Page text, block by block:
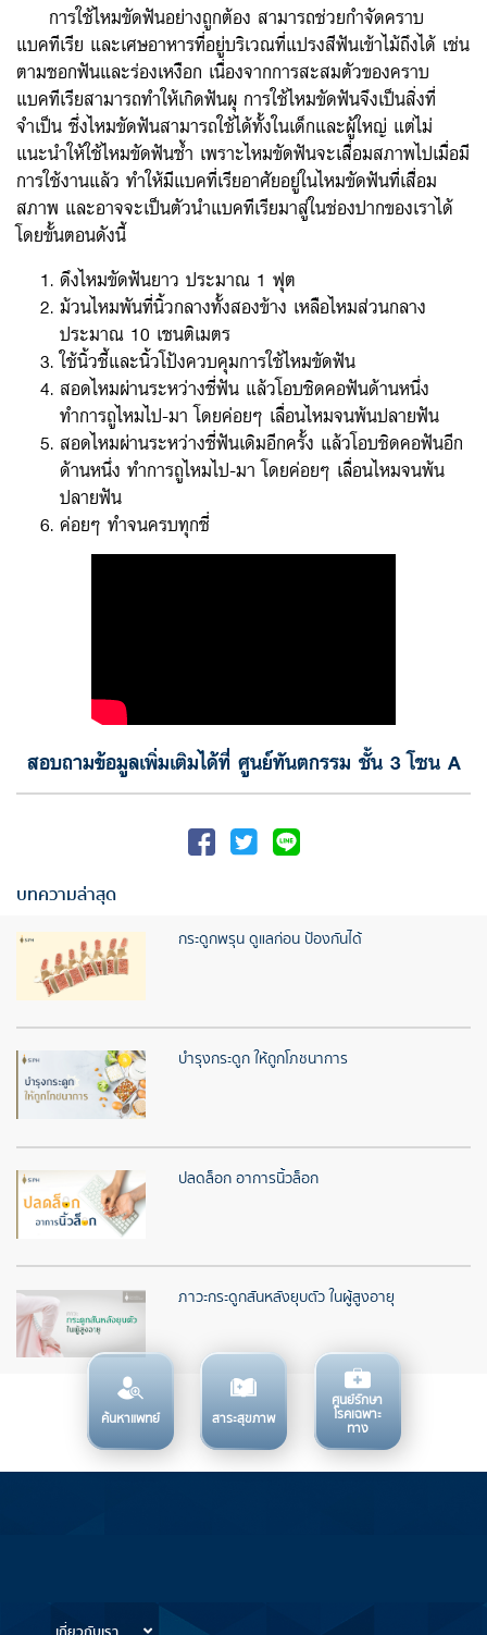
การใช้ไหมขัดฟันอย่างถูกต้อง สามารถช่วยกำจัดคราบ
แบคทีเรีย และเศษอาหารที่อยู่บริเวณที่แปรงสีฟันเข้าไม้ถึงได้ เช่น
ตามซอกฟันและร่องเหงือก เนื่องจากการสะสมตัวของคราบ
แบคทีเรียสามารถทำให้เกิดฟันผุ การใช้ไหมขัดฟันจึงเป็นสิ่งที่
จำเป็น ซึ่งไหมขัดฟันสามารถใช้ได้ทั้งในเด็กและผู้ใหญ่ แต่ไม่
แนะนำให้ใช้ไหมขัดฟันซ้ำ เพราะไหมขัดฟันจะเสื่อมสภาพไปเมื่อมี
การใช้งานแล้ว ทำให้มีแบคที่เรียอาศัยอยู่ในไหมขัดฟันที่เสื่อม
สภาพ และอาจจะเป็นตัวนำแบคทีเรียมาสู่ในช่องปากของเราได้
โดยขั้นตอนดังนี้
ดึงไหมขัดฟันยาว ประมาณ 1 ฟุต
ม้วนไหมพันที่นิ้วกลางทั้งสองข้าง เหลือไหมส่วนกลาง
ประมาณ 10 เซนติเมตร
ใช้นิ้วชี้และนิ้วโป้งควบคุมการใช้ไหมขัดฟัน
สอดไหมผ่านระหว่างซี่ฟัน แล้วโอบชิดคอฟันด้านหนึ่ง
ทำการถูไหมไป-มา โดยค่อยๆ เลื่อนไหมจนพ้นปลายฟัน
สอดไหมผ่านระหว่างซี่ฟันเดิมอีกครั้ง แล้วโอบชิดคอฟันอีก
ด้านหนึ่ง ทำการถูไหมไป-มา โดยค่อยๆ เลื่อนไหมจนพ้น
ปลายฟัน
ค่อยๆ ทำจนครบทุกซี่
สอบถามข้อมูลเพิ่มเติมได้ที่ ศูนย์ทันตกรรม ชั้น 3 โซน A
บทความล่าสุด
กระดูกพรุน ดูแลก่อน ป้องกันได้
บำรุงกระดูก ให้ถูกโภชนาการ
ปลดล็อก อาการนิ้วล็อก
ภาวะกระดูกสันหลังยุบตัว ในผู้สูงอายุ
ค้นหาแพทย์ สาระสุขภาพ
ศูนย์รักษา
โรคเฉพาะ
ทาง